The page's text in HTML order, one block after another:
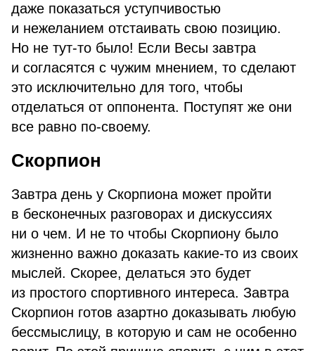
даже показаться уступчивостью
и нежеланием отстаивать свою позицию.
Но не тут-то было! Если Весы завтра
и согласятся с чужим мнением, то сделают
это исключительно для того, чтобы
отделаться от оппонента. Поступят же они
все равно по-своему.
Скорпион
Завтра день у Скорпиона может пройти
в бесконечных разговорах и дискуссиях
ни о чем. И не то чтобы Скорпиону было
жизненно важно доказать какие-то из своих
мыслей. Скорее, делаться это будет
из простого спортивного интереса. Завтра
Скорпион готов азартно доказывать любую
бессмыслицу, в которую и сам не особенно